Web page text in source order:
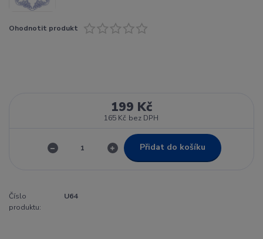
Ohodnotit produkt
199 Kč
165 Kč bez DPH
Přidat do košíku
Číslo
produktu:
U64